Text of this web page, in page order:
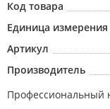
Код товара
Единица измерения
Артикул
Производитель
Профессиональный